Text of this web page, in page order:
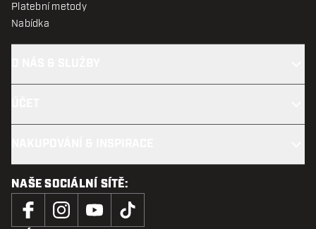
Platební metody
Nabídka
NAŠE SOCIÁLNÍ SÍTĚ: